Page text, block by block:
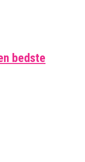
bedste